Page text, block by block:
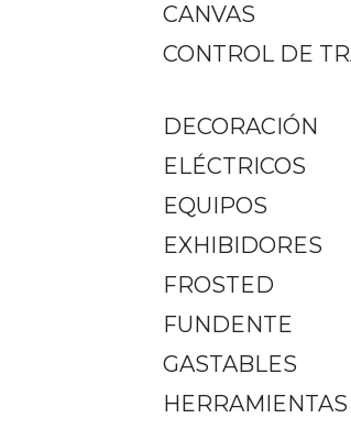
CANVAS
CONTROL DE
DECORACIÓN
ELÉCTRICOS
EQUIPOS
EXHIBIDORES
FROSTED
FUNDENTE
GASTABLES
HERRAMIENTAS